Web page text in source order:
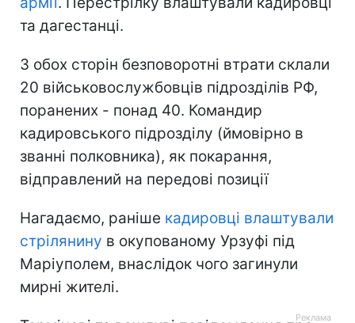
окупантів.
територіях Запорізької області
У тимчасово окупованому селі
Михайлівка Запорізької областістався
конфлікт між підрозділами російської
армії. Перестрілку влаштували кадировці
З обох сторін безповоротні втрати склали
20 військовослужбовців підрозділів РФ,
поранених - понад 40. Командир
кадировського підрозділу (ймовірно в